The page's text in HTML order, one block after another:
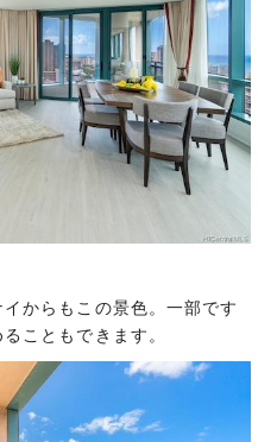
からもこの景色。一部です
こともできます。